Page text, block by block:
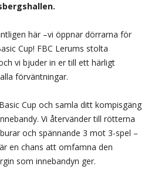
här –vi öppnar dörrarna för
Cup! FBC Lerums stolta
vi bjuder in er till ett härligt
förväntningar.
Cup och samla ditt kompisgäng
Vi återvänder till rötterna
och spännande 3 mot 3-spel –
en chans att omfamna den
som innebandyn ger.